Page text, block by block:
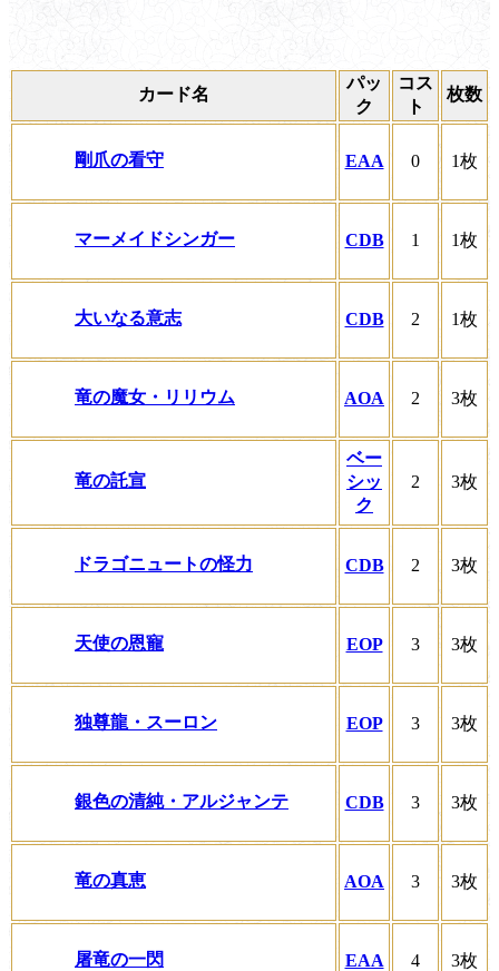
カード名
パッ
ク
コス
ト
枚数
剛爪の看守 EAA 0 1枚
マーメイドシンガー CDB 1 1枚
大いなる意志 CDB 2 1枚
竜の魔女・リリウム AOA 2 3枚
竜の託宣
ベー
シッ
ク
2 3枚
ドラゴニュートの怪力 CDB 2 3枚
天使の恩寵 EOP 3 3枚
独尊龍・スーロン EOP 3 3枚
銀色の清純・アルジャンテ CDB 3 3枚
竜の真恵 AOA 3 3枚
屠竜の一閃 EAA 4 3枚